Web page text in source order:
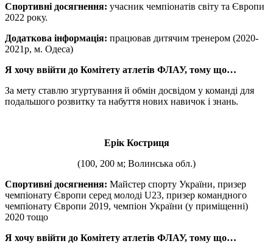
Спортивні досягнення: учасник чемпіонатів світу та Європи
2022 року.
Додаткова інформація: працював дитячим тренером (2020-
2021р, м. Одеса)
Я хочу ввійти до Комітету атлетів ФЛАУ, тому що…
За мету ставлю згуртування й обмін досвідом у команді для
подальшого розвитку та набуття нових навичок і знань.
Ерік Костриця
(100, 200 м; Волинська обл.)
Спортивні досягнення: Майстер спорту України, призер
чемпіонату Європи серед молоді U23, призер командного
чемпіонату Європи 2019, чемпіон України (у приміщенні)
2020 тощо
Я хочу ввійти до Комітету атлетів ФЛАУ, тому що…